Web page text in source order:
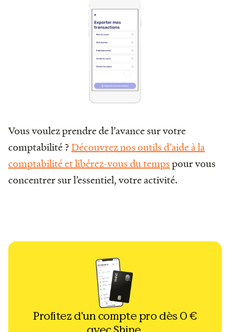
Vous voulez prendre de l’avance sur votre
comptabilité ?Découvrez nos outils d’aide à la
comptabilité et libérez-vous du tempspour vous
concentrer sur l’essentiel, votre activité.
Profitez d'un compte pro dès 0 €
avec Shine.